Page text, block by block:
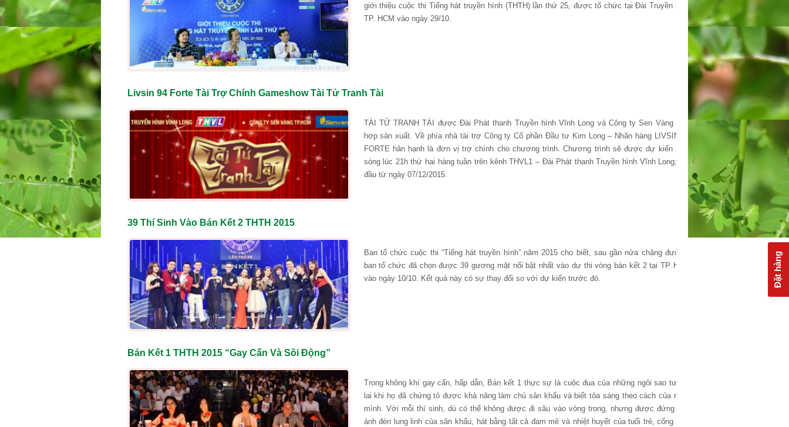
giới thiệu cuộc thi Tiếng hát truyền hình (THTH) lần thứ 25, được tổ chức tại Đài Truyền hình
TP. HCM vào ngày 29/10.
Livsin 94 Forte Tài Trợ Chính Gameshow Tài Tử Tranh Tài
TÀI TỬ TRANH TÀI được Đài Phát thanh Truyền hình Vĩnh Long và Công ty Sen Vàng phối
hợp sản xuất. Về phía nhà tài trợ Công ty Cổ phần Đầu tư Kim Long – Nhãn hàng LIVSIN 94
FORTE hân hạnh là đơn vị trợ chính cho chương trình. Chương trình sẽ được dự kiến phát
sóng lúc 21h thứ hai hàng tuần trên kênh THVL1 – Đài Phát thanh Truyền hình Vĩnh Long; bắt
đầu từ ngày 07/12/2015.
39 Thí Sinh Vào Bán Kết 2 THTH 2015
Ban tổ chức cuộc thi “Tiếng hát truyền hình” năm 2015 cho biết, sau gần nửa chặng đường,
ban tổ chức đã chọn được 39 gương mặt nổi bật nhất vào dự thi vòng bán kết 2 tại TP HCM
vào ngày 10/10. Kết quả này có sự thay đổi so với dự kiến trước đó.
Bán Kết 1 THTH 2015 “Gay Cấn Và Sôi Động”
Trong không khí gay cấn, hấp dẫn, Bán kết 1 thực sự là cuộc đua của những ngôi sao tương
lai khi họ đã chứng tỏ được khả năng làm chủ sân khấu và biết tỏa sáng theo cách của riêng
mình. Với mỗi thí sinh, dù có thể không được đi sâu vào vòng trong, nhưng được đứng trên
ánh đèn lung linh của sân khấu, hát bằng tất cả đam mê và nhiệt huyết của tuổi trẻ, cống hiến
Đặt hàng